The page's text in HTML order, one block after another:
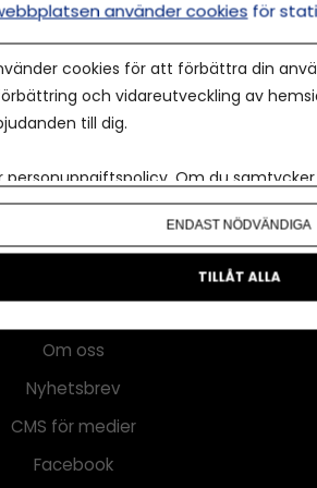
Om cookies
Policy för AI
Om oss
Nyhetsbrev
CMS för medier
Facebook
använder cookies för
cookies för att förbättra din
och vidareutveckling av
till dig.
personuppgiftspolicy. Om du
ditt val i efterhand hittar du den
ENDAST NÖDVÄNDIGA
TILLÅT ALLA